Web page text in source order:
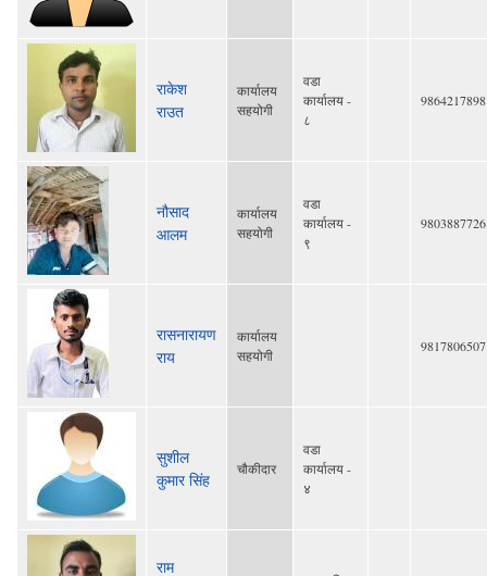
राकेश
राउत
कार्यालय
सहयोगी
वडा
कार्यालय -
८
9864217898
नौसाद
आलम
कार्यालय
सहयोगी
वडा
कार्यालय -
९
9803887726
रासनारायण
राय
कार्यालय
सहयोगी
9817806507
सुशील
कुमार सिंह
चौकीदार
वडा
कार्यालय -
४
राम